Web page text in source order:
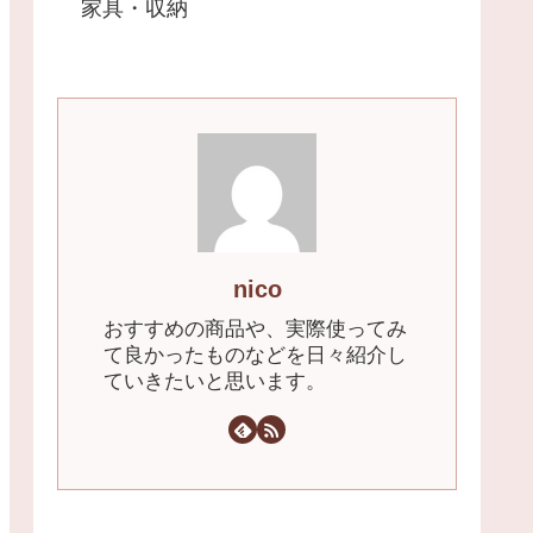
家具・収納
nico
おすすめの商品や、実際使ってみ
て良かったものなどを日々紹介し
ていきたいと思います。